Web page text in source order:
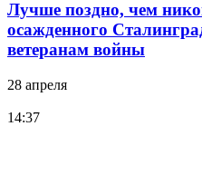
Лучше поздно, чем
осажденного
ветеранам войны
28 апреля
14:37